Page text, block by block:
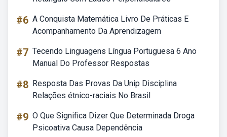
#6 A Conquista Matemática Livro De Práticas E
Acompanhamento Da Aprendizagem
#7 Tecendo Linguagens Língua Portuguesa 6 Ano
Manual Do Professor Respostas
#8 Resposta Das Provas Da Unip Disciplina
Relações étnico-raciais No Brasil
#9 O Que Significa Dizer Que Determinada Droga
Psicoativa Causa Dependência